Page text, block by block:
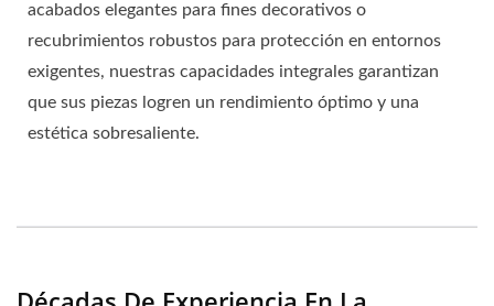
acabados elegantes para fines decorativos o
recubrimientos robustos para protección en entornos
exigentes, nuestras capacidades integrales garantizan
que sus piezas logren un rendimiento óptimo y una
estética sobresaliente.